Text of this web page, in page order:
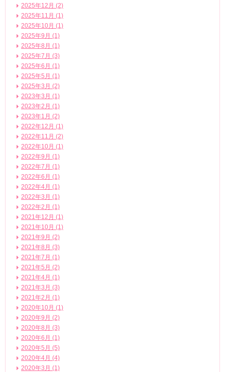
2025年12月 (2)
2025年11月 (1)
2025年10月 (1)
2025年9月 (1)
2025年8月 (1)
2025年7月 (3)
2025年6月 (1)
2025年5月 (1)
2025年3月 (2)
2023年3月 (1)
2023年2月 (1)
2023年1月 (2)
2022年12月 (1)
2022年11月 (2)
2022年10月 (1)
2022年9月 (1)
2022年7月 (1)
2022年6月 (1)
2022年4月 (1)
2022年3月 (1)
2022年2月 (1)
2021年12月 (1)
2021年10月 (1)
2021年9月 (2)
2021年8月 (3)
2021年7月 (1)
2021年5月 (2)
2021年4月 (1)
2021年3月 (3)
2021年2月 (1)
2020年10月 (1)
2020年9月 (2)
2020年8月 (3)
2020年6月 (1)
2020年5月 (5)
2020年4月 (4)
2020年3月 (1)